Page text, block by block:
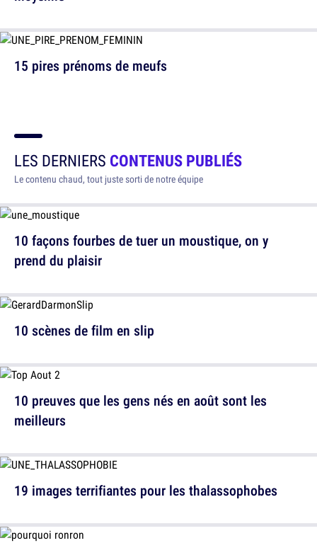
15 pires prénoms de meufs
LES DERNIERS CONTENUS PUBLIÉS
Le contenu chaud, tout juste sorti de notre équipe
10 façons fourbes de tuer un moustique, on y
prend du plaisir
10 preuves que les gens nés en août sont les
meilleurs
10 scènes de film en slip
19 images terrifiantes pour les thalassophobes